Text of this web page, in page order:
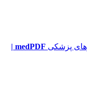
medPDF |